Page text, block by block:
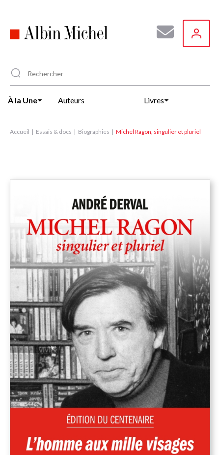
principal
À la Une Auteurs Livres
Accueil Essais & docs Biographies Michel Ragon, singulier et pluriel